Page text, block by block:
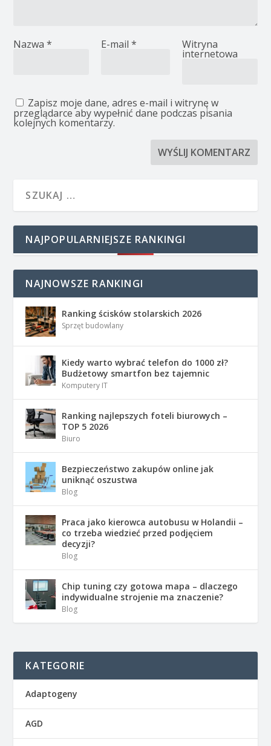
Nazwa* E-mail * Witryna
internetowa
Zapisz moje dane, adres e-mail i witrynę w
przeglądarce aby wypełnić dane podczas pisania
kolejnych komentarzy.
NAJPOPULARNIEJSZE RANKINGI
NAJNOWSZE RANKINGI
Ranking ścisków stolarskich 2026
Sprzęt budowlany
Kiedy warto wybrać telefon do 1000 zł?
Budżetowy smartfon bez tajemnic
Komputery IT
Ranking najlepszych foteli biurowych –
TOP 5 2026
Biuro
Bezpieczeństwo zakupów online jak
uniknąć oszustwa
Blog
Praca jako kierowca autobusu w Holandii –
co trzeba wiedzieć przed podjęciem
decyzji?
Blog
Chip tuning czy gotowa mapa – dlaczego
indywidualne strojenie ma znaczenie?
Blog
KATEGORIE
Adaptogeny
AGD